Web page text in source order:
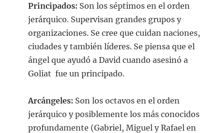
Principados: Son los séptimos en el orden
jerárquico. Supervisan grandes grupos y
organizaciones. Se cree que cuidan naciones,
ciudades y también líderes. Se piensa que el
ángel que ayudó a David cuando asesinó a
Goliat fue un principado.
Arcángeles: Son los octavos en el orden
jerárquico y posiblemente los más conocidos
profundamente (Gabriel, Miguel y Rafael en